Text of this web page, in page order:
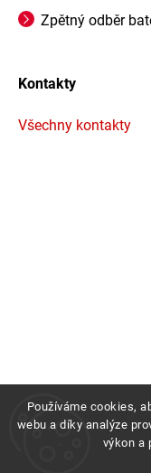
Používáme cookies,
webu a díky analýze
výkon a
Zpětný odběr
Kontakty
Všechny kontakty